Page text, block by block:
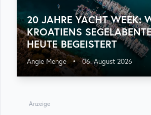
20 JAHRE YACHT WEEK:
KROATIENS
HEUTE BEGEISTERT
Angie Menge • 06. August 2026
Anzeige